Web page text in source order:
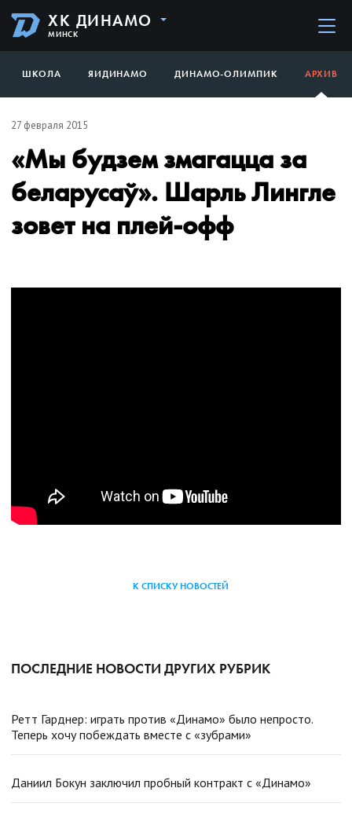
ХК ДИНАМО
МИНСК
ШКОЛА ЯИДИНАМО ДИНАМО-ОЛИМПИК АРХИВ
27 февраля 2015
«Мы будзем змагацца за
беларусаў». Шарль Лингле
зовет на плей-офф
К СПИСКУ НОВОСТЕЙ
ПОСЛЕДНИЕ НОВОСТИ ДРУГИХ РУБРИК
Ретт Гарднер: играть против «Динамо» было непросто.
Теперь хочу побеждать вместе с «зубрами»
Даниил Бокун заключил пробный контракт с «Динамо»